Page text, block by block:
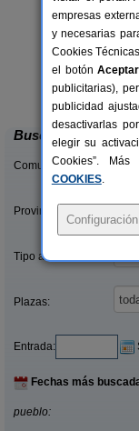
Buscar
Comunidades:
Provincias/Islas:
Tipo alquiler:
Plazas:
Entrada:
Fechas más
pueblo:
empresas
y necesarias
Cookies
el botónAceptar
publicitarias),
publicidad
desactivarlas
elegir su
Cookies”.
COOKIES.